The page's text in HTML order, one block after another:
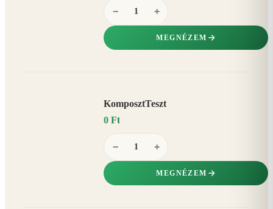
− +
MEGNÉZEM
KomposztTeszt
0 Ft
− +
MEGNÉZEM